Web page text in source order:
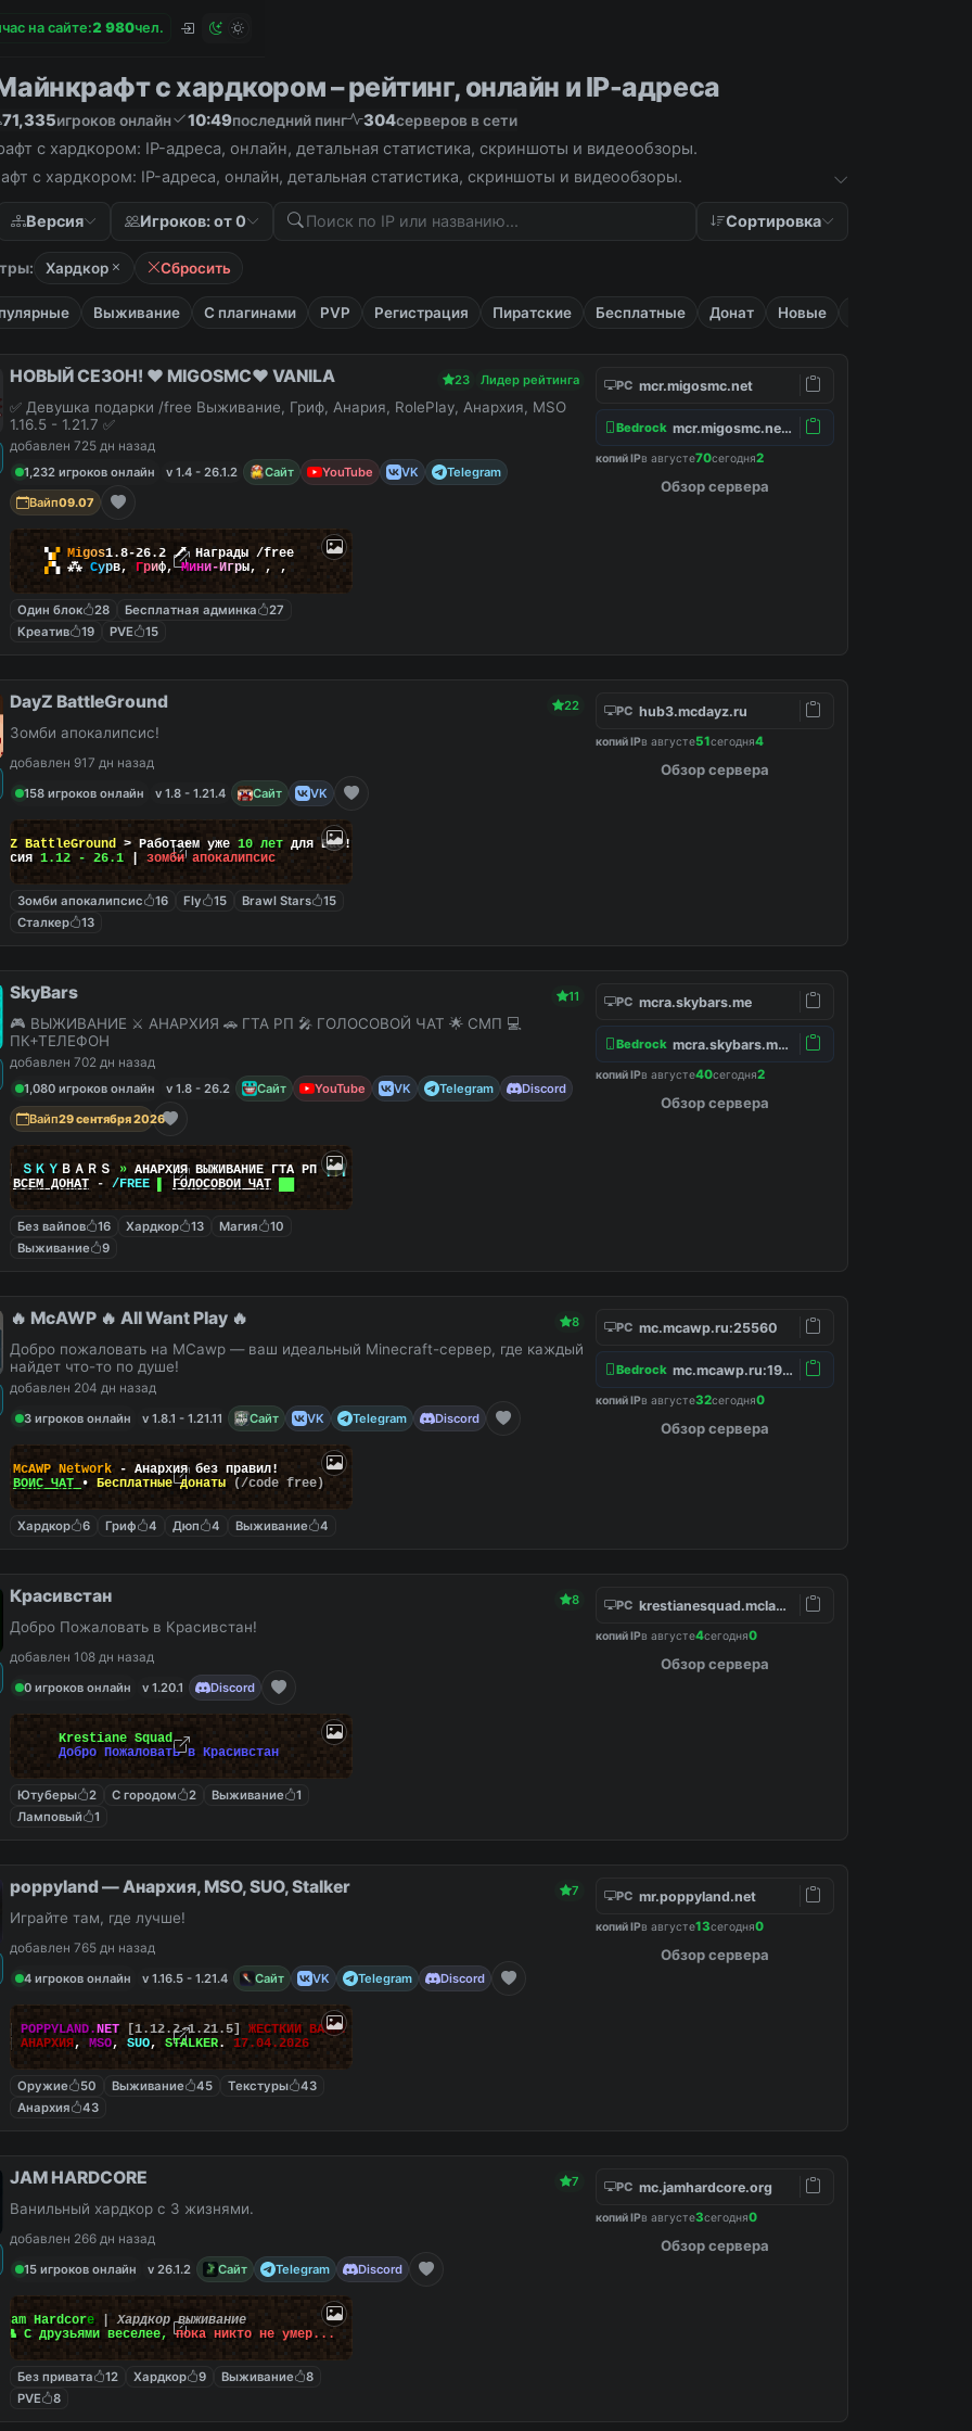
на сайте:2 980чел.
с хардкором – рейтинг, онлайн и IP-адреса
71,335игроков онлайн 10:49последний пинг 304серверов в сети
с хардкором: IP-адреса, онлайн, детальная статистика, скриншоты и видеообзоры.
с хардкором: IP-адреса, онлайн, детальная статистика, скриншоты и видеообзоры.
Версия Игроков: от 0 Сортировка
Хардкор Сбросить
Выживание С плагинами PVP Регистрация Пиратские Бесплатные Донат Новые
НОВЫЙ СЕЗОН! ❤️ MIGOSMC❤️ VANILA 23 Лидер рейтинга
✅ Девушка подарки /free Выживание, Гриф, Анария, RolePlay, Анархия, MSO
1.16.5 - 1.21.7 ✅
добавлен 725 дн назад
1,232 игроков онлайн
v 1.4 - 26.1.2 Сайт YouTube VK
Telegram
Вайп09.07
▚▞ Migos1.8-26.2 🗡 Награды /free
▞▚ ⁂ Сурв, Гриф,Мини-Игры, , ,
Один блок 28 Бесплатная админка
27
Креатив
19 PVE 15
PC mcr.migosmc.net
Bedrock mcr.migosmc.net:19132
копий IPв августе70сегодня2
Обзор сервера
DayZ BattleGround 22
Зомби апокалипсис!
добавлен 917 дн назад
158 игроков онлайн
v 1.8 - 1.21.4 Сайт VK
BattleGround > Работаем уже 10 лет для Вас!
1.12 - 26.1 зомби апокалипсис
Зомби апокалипсис 16 Fly 15 Brawl Stars
15
Сталкер
13
PC hub3.mcdayz.ru
копий IPв августе51сегодня4
Обзор сервера
SkyBars 11
🎮 ВЫЖИВАНИЕ ⚔️ АНАРХИЯ 🚗 ГТА РП 🎤 ГОЛОСОВОЙ ЧАТ 🌟 СМП 💻
ПК+ТЕЛЕФОН
добавлен 702 дн назад
1,080 игроков онлайн
v 1.8 - 26.2 Сайт YouTube VK Telegram
Discord
Вайп29 сентября 2026
ＳＫＹ ＢＡＲＳ » АНАРХИЯ ВЫЖИВАНИЕ ГТА РП|||
ВСЕМ ДОНАТ - /FREE ГОЛОСОВОЙ ЧАТ
Без вайпов 16 Хардкор 13 Магия
10
Выживание
9
PC mcra.skybars.me
Bedrock mcra.skybars.me:19132
копий IPв августе40сегодня2
Обзор сервера
🔥 McAWP 🔥 All Want Play 🔥 8
Добро пожаловать на MCawp — ваш идеальный Minecraft-сервер, где каждый
найдет что-то по душе!
добавлен 204 дн назад
3 игроков онлайн
v 1.8.1 - 1.21.11 Сайт VK Telegram Discord
McAWP Network - Анархия без правил!
ВОЙС ЧАТ
• Бесплатные донаты (/code free)
Хардкор 6 Гриф 4 Дюп 4 Выживание 4
PC mc.mcawp.ru:25560
Bedrock mc.mcawp.ru:19132
копий IPв августе32сегодня0
Обзор сервера
Красивстан 8
Добро Пожаловать в Красивстан!
добавлен 108 дн назад
0 игроков онлайн
v 1.20.1 Discord
Krestiane Squad
Добро Пожаловать в Красивстан
Ютуберы 2 С городом 2 Выживание
1
Ламповый
1
PC krestianesquad.mclan.ru:25598
копий IPв августе4сегодня0
Обзор сервера
poppyland — Анархия, MSO, SUO, Stalker 7
Играйте там, где лучше!
добавлен 765 дн назад
4 игроков онлайн
v 1.16.5 - 1.21.4 Сайт VK Telegram Discord
POPPYLAND.NET [1.12.2-1.21.5] ЖЕСТКИЙ ВАЙП!
АНАРХИЯ, MSO, SUO, STALKER. 17.04.2026
Оружие 50 Выживание 45 Текстуры
43
Анархия
43
PC mr.poppyland.net
копий IPв августе13сегодня0
Обзор сервера
JAM HARDCORE 7
Ванильный хардкор с 3 жизнями.
добавлен 266 дн назад
15 игроков онлайн
v 26.1.2 Сайт Telegram Discord
am Hardcore |Хардкор выживание
👥 С друзьями веселее,пока никто не умер...
Без привата 12 Хардкор 9 Выживание
8
PVE
8
PC mc.jamhardcore.org
копий IPв августе3сегодня0
Обзор сервера